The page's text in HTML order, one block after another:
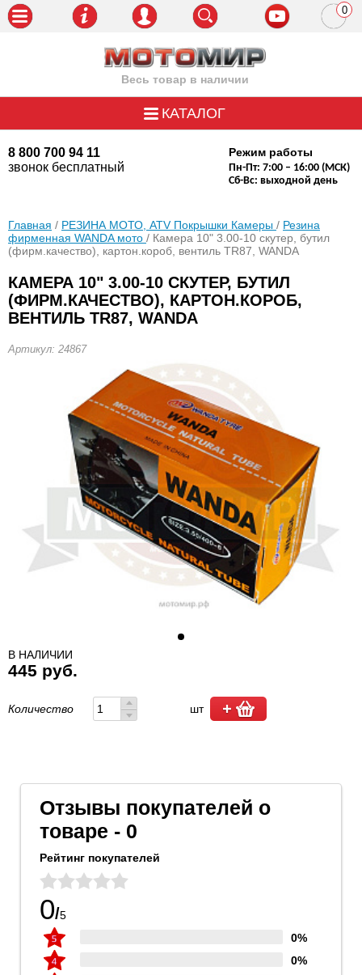
Весь товар в наличии
8 800 700 94 11
звонок бесплатный
Режим работы
Пн-Пт: 7:00 – 16:00 (МСК)
Сб-Вс: выходной день
0
КАТАЛОГ
Главная / РЕЗИНА МОТО, ATV Покрышки Камеры / Резина
фирменная WANDA мото / Камера 10" 3.00-10 скутер, бутил
(фирм.качество), картон.короб, вентиль ТR87, WANDA
КАМЕРА 10" 3.00-10 СКУТЕР, БУТИЛ
(ФИРМ.КАЧЕСТВО), КАРТОН.КОРОБ,
ВЕНТИЛЬ ТR87, WANDA
Артикул: 24867
В НАЛИЧИИ
445 руб.
Количество шт
Отзывы покупателей о
товаре - 0
Рейтинг покупателей
0/5
0%
0%